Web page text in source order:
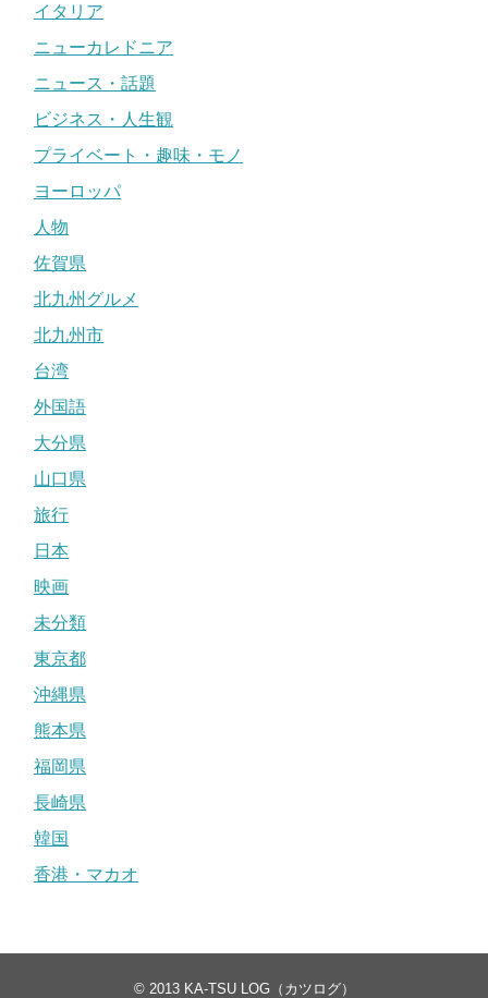
イタリア
ニューカレドニア
ニュース・話題
ビジネス・人生観
プライベート・趣味・モノ
ヨーロッパ
人物
佐賀県
北九州グルメ
北九州市
台湾
外国語
大分県
山口県
旅行
日本
映画
未分類
東京都
沖縄県
熊本県
福岡県
長崎県
韓国
香港・マカオ
© 2013 KA-TSU LOG（カツログ）